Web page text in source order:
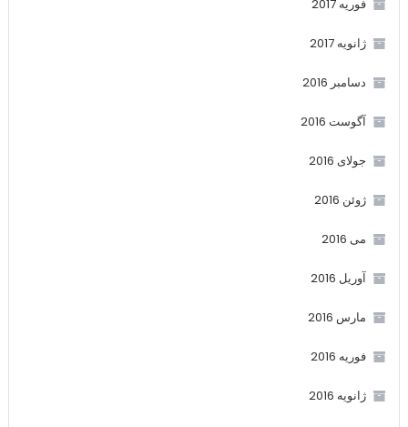
فوریه 2017
ژانویه 2017
دسامبر 2016
آگوست 2016
جولای 2016
ژوئن 2016
می 2016
آوریل 2016
مارس 2016
فوریه 2016
ژانویه 2016